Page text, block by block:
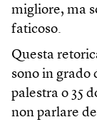
migliore, ma
faticoso.
Questa
sono in grado
palestra o 35
non parlare